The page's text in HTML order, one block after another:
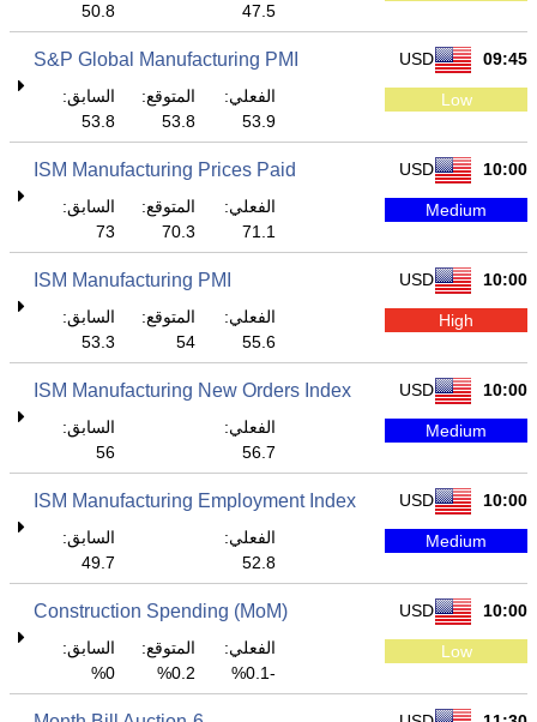
47.5
50.8
09:45
USD
S&P Global Manufacturing PMI
Low
الفعلي:
53.9
المتوقع:
53.8
السابق:
53.8
10:00
USD
ISM Manufacturing Prices Paid
Medium
الفعلي:
71.1
المتوقع:
70.3
السابق:
73
10:00
USD
ISM Manufacturing PMI
High
الفعلي:
55.6
المتوقع:
54
السابق:
53.3
10:00
USD
ISM Manufacturing New Orders Index
Medium
الفعلي:
56.7
السابق:
56
10:00
USD
ISM Manufacturing Employment Index
Medium
الفعلي:
52.8
السابق:
49.7
10:00
USD
Construction Spending (MoM)
Low
الفعلي:
-0.1%
المتوقع:
0.2%
السابق:
0%